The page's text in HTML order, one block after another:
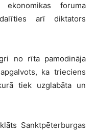
ekonomikas foruma
arī diktators
no rīta pamodināja
ka trieciens
tiek uzglabāta un
Sanktpēterburgas